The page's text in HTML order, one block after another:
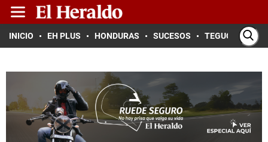
INICIO EH PLUS HONDURAS SUCESOS TEGUCIGALPA